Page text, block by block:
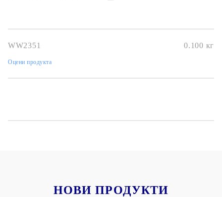
WW2351 0.100 кг
Оцени продукта
НОВИ ПРОДУКТИ